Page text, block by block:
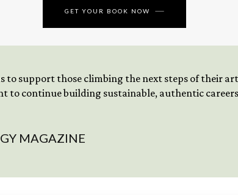
GET YOUR BOOK NOW
to support those climbing the next steps of their
to continue building sustainable, authentic
MAGAZINE